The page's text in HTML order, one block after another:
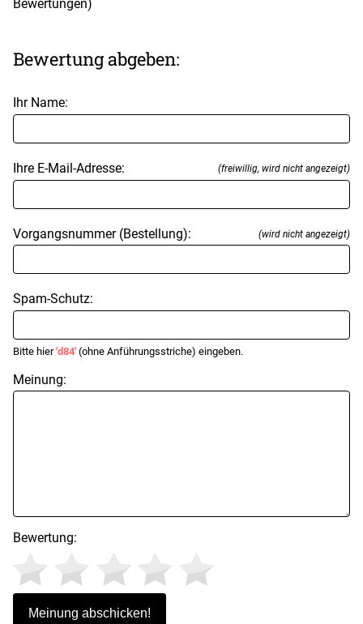
Bewertungen)
Bewertung abgeben:
Ihr Name:
Ihre E-Mail-Adresse: (freiwillig, wird nicht angezeigt)
Vorgangsnummer (Bestellung): (wird nicht angezeigt)
Spam-Schutz:
Bitte hier'd84' (ohne Anführungsstriche) eingeben.
Meinung:
Bewertung: